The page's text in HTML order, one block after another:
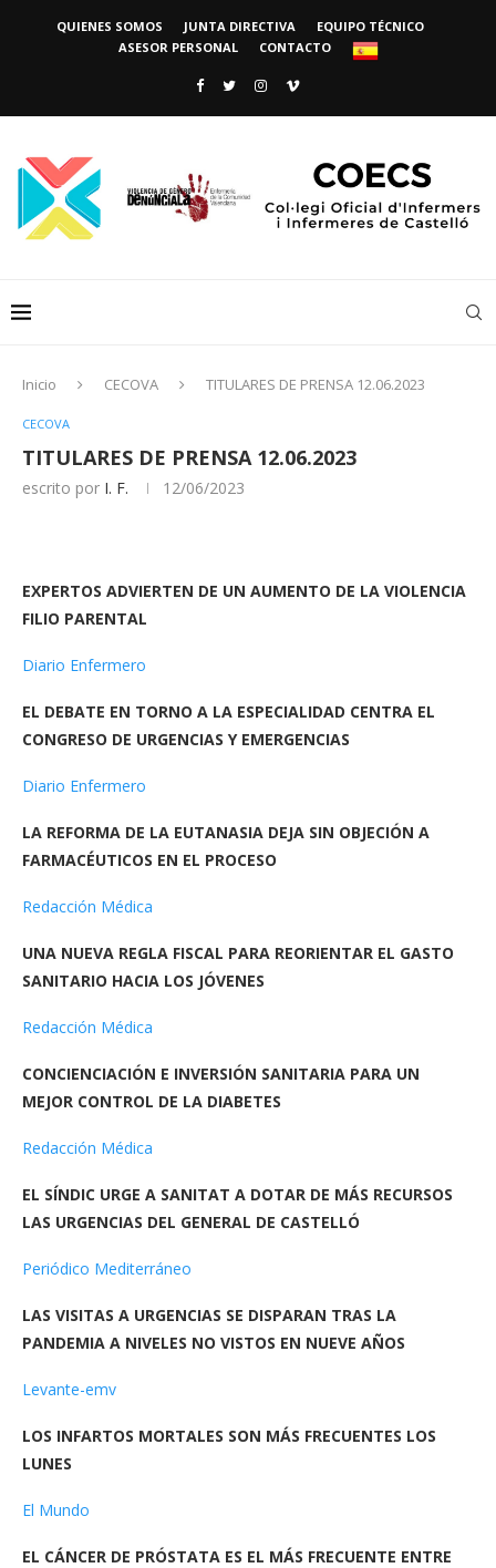
QUIENES SOMOS JUNTA DIRECTIVA
EQUIPO TÉCNICO
ASESOR PERSONAL
CONTACTO
Inicio CECOVA TITULARES DE PRENSA 12.06.2023
CECOVA
TITULARES DE PRENSA 12.06.2023
escrito por I. F. 12/06/2023
EXPERTOS ADVIERTEN DE UN AUMENTO DE LA VIOLENCIA
FILIO PARENTAL
Diario Enfermero
EL DEBATE EN TORNO A LA ESPECIALIDAD CENTRA EL
CONGRESO DE URGENCIAS Y EMERGENCIAS
Diario Enfermero
LA REFORMA DE LA EUTANASIA DEJA SIN OBJECIÓN A
FARMACÉUTICOS EN EL PROCESO
Redacción Médica
UNA NUEVA REGLA FISCAL PARA REORIENTAR EL GASTO
SANITARIO HACIA LOS JÓVENES
Redacción Médica
CONCIENCIACIÓN E INVERSIÓN SANITARIA PARA UN
MEJOR CONTROL DE LA DIABETES
Redacción Médica
EL SÍNDIC URGE A SANITAT A DOTAR DE MÁS RECURSOS
LAS URGENCIAS DEL GENERAL DE CASTELLÓ
Periódico Mediterráneo
LAS VISITAS A URGENCIAS SE DISPARAN TRAS LA
PANDEMIA A NIVELES NO VISTOS EN NUEVE AÑOS
Levante-emv
LOS INFARTOS MORTALES SON MÁS FRECUENTES LOS
LUNES
El Mundo
EL CÁNCER DE PRÓSTATA ES EL MÁS FRECUENTE ENTRE